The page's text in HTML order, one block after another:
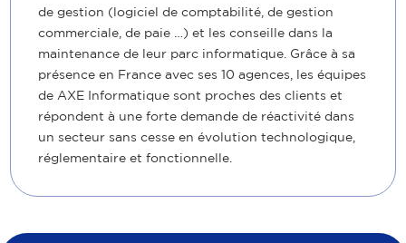
de gestion (logiciel de comptabilité, de gestion
commerciale, de paie …) et les conseille dans la
maintenance de leur parc informatique. Grâce à sa
présence en France avec ses 10 agences, les équipes
de AXE Informatique sont proches des clients et
répondent à une forte demande de réactivité dans
un secteur sans cesse en évolution technologique,
réglementaire et fonctionnelle.